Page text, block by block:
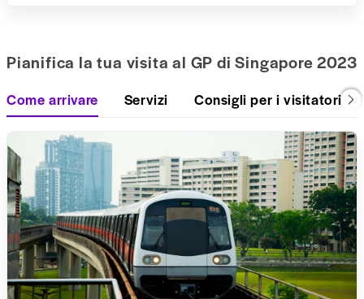
Pianifica la tua visita al GP di Singapore 2023
Come arrivare Servizi Consigli per i visitatori